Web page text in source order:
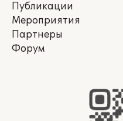
Публикации
Мероприятия
Партнеры
Форум